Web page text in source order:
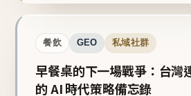
餐飲 GEO 私域社群
早餐桌的下一場戰爭：台灣
的 AI 時代策略備忘錄